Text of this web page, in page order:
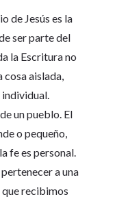
de Jesús es la
ser parte del
la Escritura no
cosa aislada,
un pueblo. El
o pequeño,
fe es personal.
a una
recibimos